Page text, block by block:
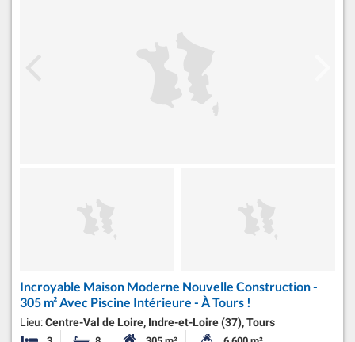
Incroyable Maison Moderne Nouvelle Construction -
305 m² Avec Piscine Intérieure - À Tours !
Lieu:Centre-Val de Loire, Indre-et-Loire (37), Tours